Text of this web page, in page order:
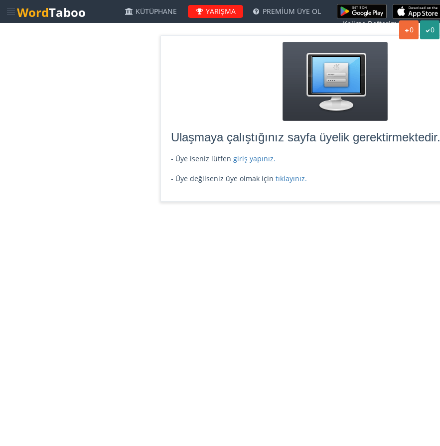
WordTaboo KÜTÜPHANE YARIŞMA PREMİUM ÜYE OL
Kelime Defterim:
0 0
Ulaşmaya çalıştığınız sayfa üyelik gerektirmektedir.
- Üye iseniz lütfen giriş yapınız.
- Üye değilseniz üye olmak için tıklayınız.